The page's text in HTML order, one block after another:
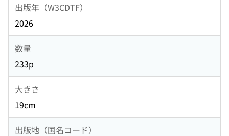
出版年（W3CDTF）
2026
数量
233p
大きさ
19cm
出版地（国名コード）